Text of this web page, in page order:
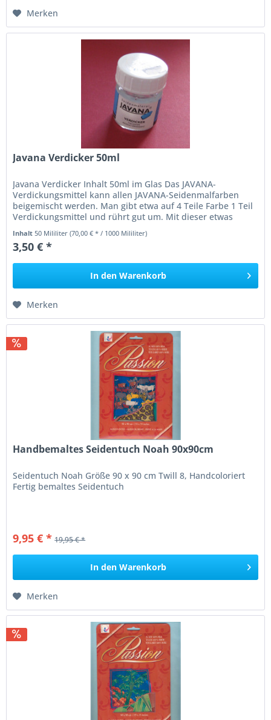
Merken
Javana Verdicker 50ml
Javana Verdicker Inhalt 50ml im Glas Das JAVANA-
Verdickungsmittel kann allen JAVANA-Seidenmalfarben
beigemischt werden. Man gibt etwa auf 4 Teile Farbe 1 Teil
Verdickungsmittel und rührt gut um. Mit dieser etwas
dickeren Farbe lässt sich...
Inhalt50 Mililiter(70,00 € * / 1000 Mililiter)
3,50 € *
In den Warenkorb
Merken
Handbemaltes Seidentuch Noah 90x90cm
Seidentuch Noah Größe 90 x 90 cm Twill 8, Handcoloriert
Fertig bemaltes Seidentuch
9,95 € * 19,95 € *
In den Warenkorb
Merken